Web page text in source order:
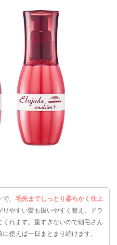
、 毛先までしっとり柔らかく仕上
りやすい髪も扱いやすく整え、ドラ
れます。重すぎないので細毛さん
使えば一日まとまり続けます。